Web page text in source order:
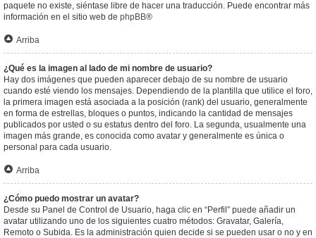
paquete no existe, siéntase libre de hacer una traducción. Puede encontrar más
información en el sitio web de phpBB®
Arriba
¿Qué es la imagen al lado de mi nombre de usuario?
Hay dos imágenes que pueden aparecer debajo de su nombre de usuario
cuando esté viendo los mensajes. Dependiendo de la plantilla que utilice el foro,
la primera imagen está asociada a la posición (rank) del usuario, generalmente
en forma de estrellas, bloques o puntos, indicando la cantidad de mensajes
publicados por usted o su estatus dentro del foro. La segunda, usualmente una
imagen más grande, es conocida como avatar y generalmente es única o
personal para cada usuario.
Arriba
¿Cómo puedo mostrar un avatar?
Desde su Panel de Control de Usuario, haga clic en “Perfil” puede añadir un
avatar utilizando uno de los siguientes cuatro métodos: Gravatar, Galería,
Remoto o Subida. Es la administración quien decide si se pueden usar o no y en